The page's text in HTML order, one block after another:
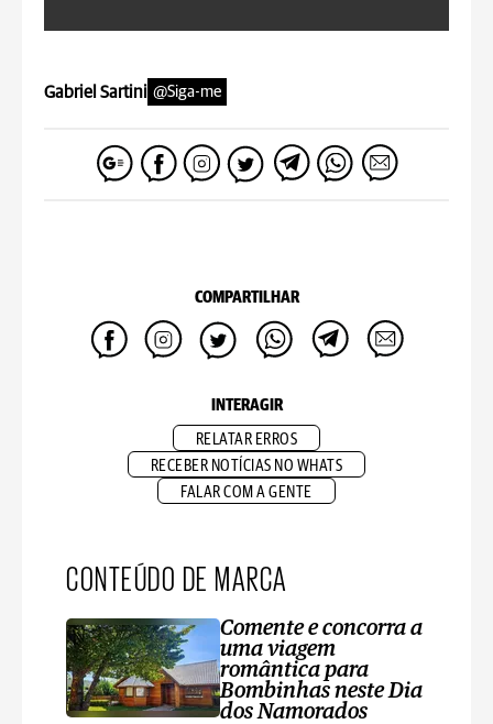
Gabriel Sartini @Siga-me
COMPARTILHAR
INTERAGIR
RELATAR ERROS
RECEBER NOTÍCIAS NO WHATS
FALAR COM A GENTE
CONTEÚDO DE MARCA
Comente e concorra a
uma viagem
romântica para
Bombinhas neste Dia
dos Namorados